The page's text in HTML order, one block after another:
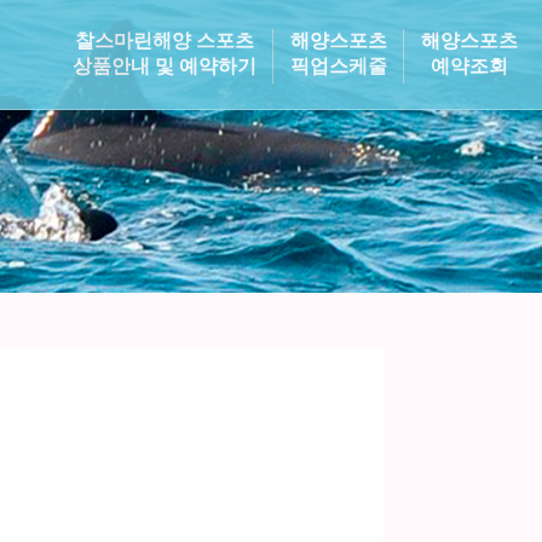
찰스마린해양 스포츠
상품안내 및 예약하기
해양스포츠
픽업스케줄
해양스포츠
예약조회